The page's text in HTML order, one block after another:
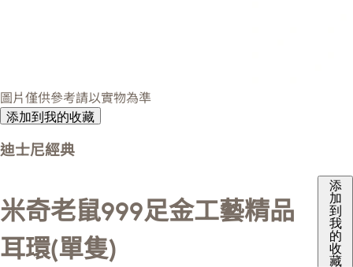
圖片僅供參考請以實物為準
添加到我的收藏
迪士尼經典
米奇老鼠999足金工藝精品
耳環(單隻)
添
加
到
我
的
收
藏